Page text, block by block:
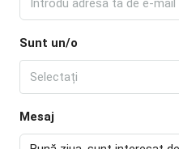
Sunt un/o
Selectați
Mesaj